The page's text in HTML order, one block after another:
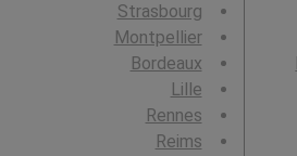
Strasbourg
Montpellier
Bordeaux
Lille
Rennes
Reims